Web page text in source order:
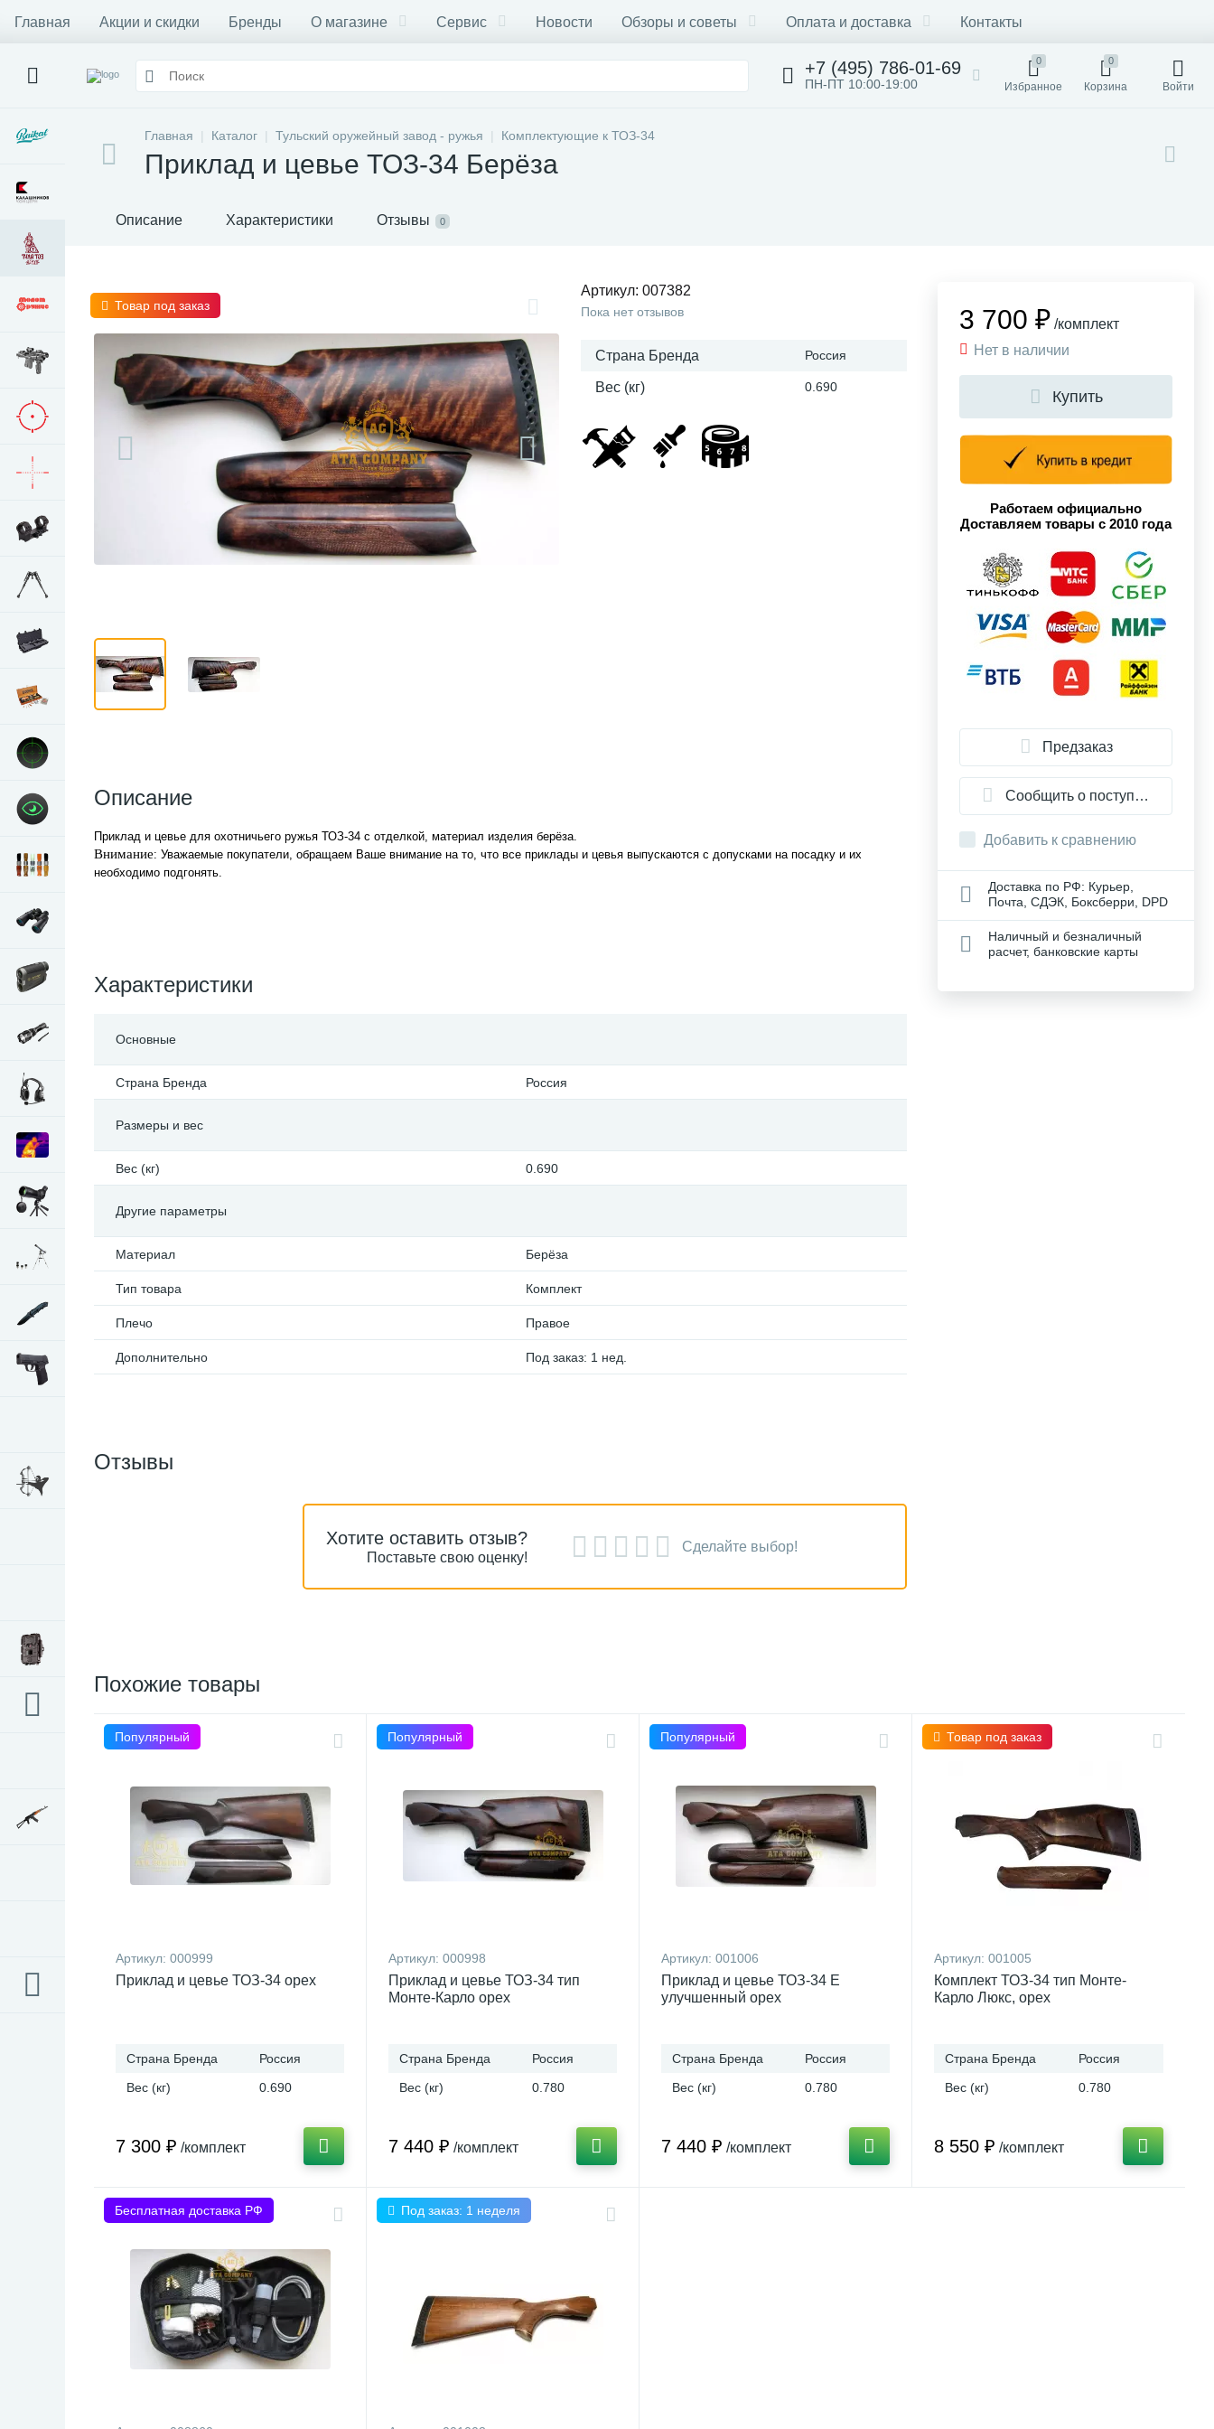
Главная Акции и скидки Бренды О магазине Сервис Новости Обзоры и советы Оплата и доставка Контакты
+7 (495) 786-01-69
ПН-ПТ 10:00-19:00
0
Избранное
0
Корзина Войти
Главная Каталог Тульский оружейный завод - ружья Комплектующие к ТОЗ-34
Приклад и цевье ТОЗ-34 Берёза
Описание Характеристики Отзывы 0
Товар под заказ
Артикул: 007382
Пока нет отзывов
Страна Бренда Россия
Вес (кг) 0.690
Описание
Приклад и цевье для охотничьего ружья ТОЗ-34 с отделкой, материал изделия берёза.
Внимание: Уважаемые покупатели, обращаем Ваше внимание на то, что все приклады и цевья выпускаются с допусками на посадку и их
необходимо подгонять.
Характеристики
Основные
Страна Бренда Россия
Размеры и вес
Вес (кг) 0.690
Другие параметры
Материал Берёза
Тип товара Комплект
Плечо Правое
Дополнительно Под заказ: 1 нед.
3 700 ₽ /комплект
Нет в наличии
Купить
Работаем официально
Доставляем товары с 2010 года
Предзаказ
Сообщить о поступлении
Добавить к сравнению
Доставка по РФ: Курьер,
Почта, СДЭК, Боксберри, DPD
Наличный и безналичный
расчет, банковские карты
Отзывы
Хотите оставить отзыв?
Поставьте свою оценку!
Сделайте выбор!
Похожие товары
Популярный
Артикул: 000999
Приклад и цевье ТОЗ-34 орех
Страна Бренда
Россия
Вес (кг)
0.690
7 300 ₽ /комплект
Популярный
Артикул: 000998
Приклад и цевье ТОЗ-34 тип
Монте-Карло орех
Страна Бренда
Россия
Вес (кг)
0.780
7 440 ₽ /комплект
Популярный
Артикул: 001006
Приклад и цевье ТОЗ-34 Е
улучшенный орех
Страна Бренда
Россия
Вес (кг)
0.780
7 440 ₽ /комплект
Товар под заказ
Артикул: 001005
Комплект ТОЗ-34 тип Монте-
Карло Люкс, орех
Страна Бренда
Россия
Вес (кг)
0.780
8 550 ₽ /комплект
Бесплатная доставка РФ Под заказ: 1 неделя